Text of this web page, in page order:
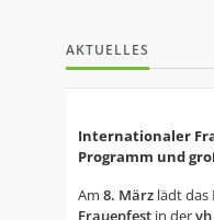
AKTUELLES
Internationaler
Programm und
Am 8. Märzlädt das
Frauenfestin der